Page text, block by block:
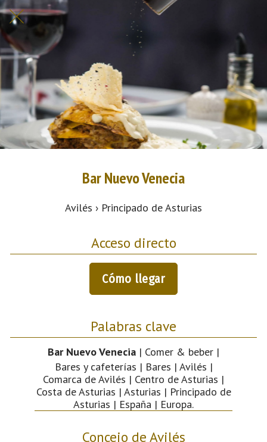
Bar Nuevo Venecia
Avilés › Principado de Asturias
Acceso directo
Cómo llegar
Palabras clave
Bar Nuevo Venecia | Comer & beber |
Bares y cafeterías | Bares | Avilés |
Comarca de Avilés | Centro de Asturias |
Costa de Asturias | Asturias | Principado de
Asturias | España | Europa.
Concejo de Avilés